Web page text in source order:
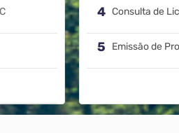
Consulta de
Emissão de